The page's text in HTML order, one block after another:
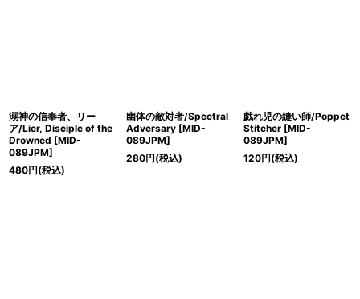
溺神の信奉者、リー
ア/Lier, Disciple of the
Drowned [MID-
089JPM]
480円(税込)
幽体の敵対者/Spectral
Adversary [MID-
089JPM]
280円(税込)
戯れ児の縫い師/Poppet
Stitcher [MID-
089JPM]
120円(税込)